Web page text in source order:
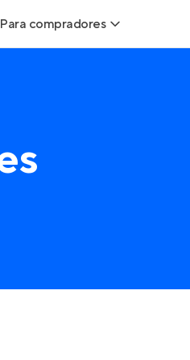
Para compradores
Comprar x Alugar
Encontre um corretor